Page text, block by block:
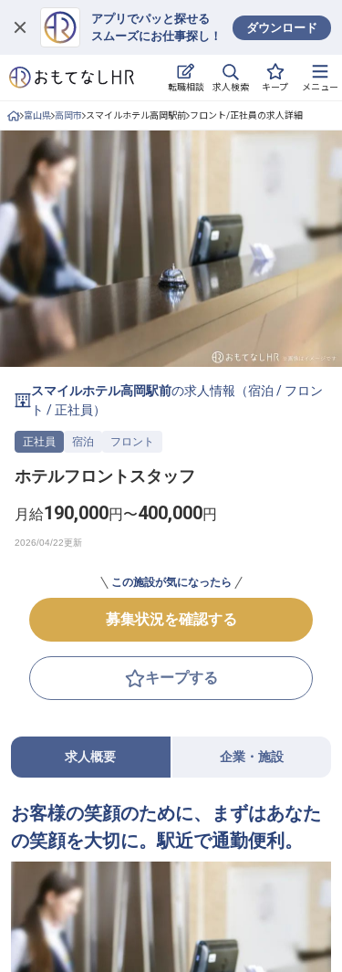
アプリでパッと探せる
スムーズにお仕事探し！
ダウンロード
転職相談 求人検索 キープ メニュー
ログイン
求人・施設を探す
キープした求人
就職・転職 合同説明会
おもてなしHRについて
ご利用の流れ
よくある質問
ホテル・宿泊業界情報コラム
無料 転職サポートに申し込む
採用をお考えの企業様へ
富山県 高岡市 スマイルホテル高岡駅前 フロント/正社員の求人詳細
スマイルホテル高岡駅前の求人情報（宿泊 / フロン
ト /正社員 ）
正社員 宿泊 フロント
ホテルフロントスタッフ
月給190,000円〜400,000円
この施設が気になったら
募集状況を確認する
キープする
求人概要 企業・施設
お客様の笑顔のために、まずはあなた
の笑顔を大切に。駅近で通勤便利。